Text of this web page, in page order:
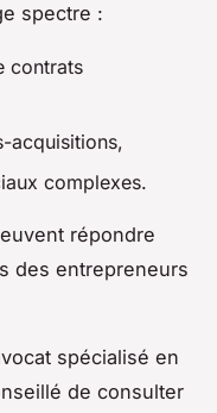
spectre :
contrats
acquisitions,
complexes.
répondre
des entrepreneurs
spécialisé en
de consulter